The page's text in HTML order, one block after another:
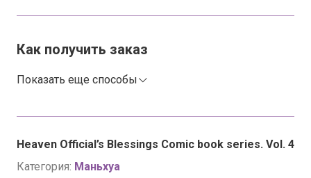
Heaven Official’s Blessings Comic book series. Vol. 4
Категория: Маньхуа
Как получить заказ
Показать еще способы